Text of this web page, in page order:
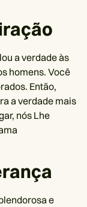
a verdade às
homens. Você
Então,
a verdade mais
nós Lhe
e